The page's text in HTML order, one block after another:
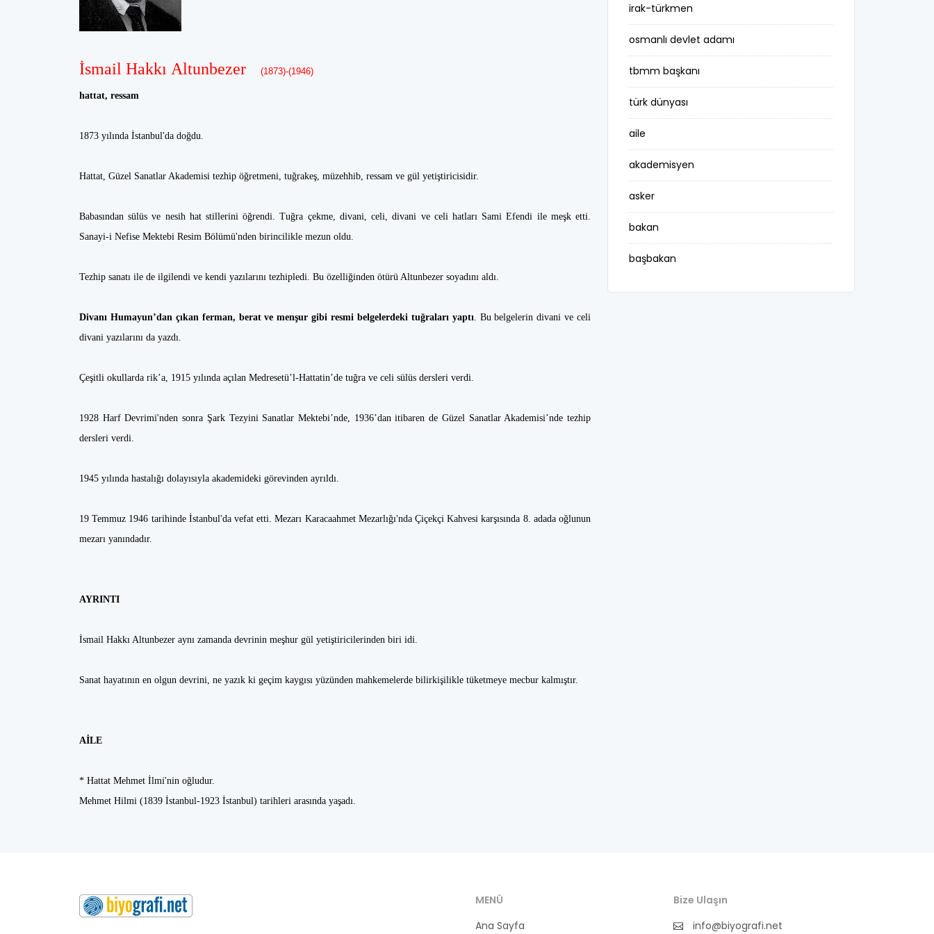
İsmail Hakkı Altunbezer (1873)-(1946)
hattat, ressam
1873 yılında İstanbul'da doğdu.
Hattat, Güzel Sanatlar Akademisi tezhip öğretmeni, tuğrakeş, müzehhib, ressam ve gül yetiştiricisidir.
Babasından sülüs ve nesih hat stillerini öğrendi. Tuğra çekme, divani, celi, divani ve celi hatları Sami Efendi ile meşk etti.
Sanayi-i Nefise Mektebi Resim Bölümü'nden birincilikle mezun oldu.
Tezhip sanatı ile de ilgilendi ve kendi yazılarını tezhipledi. Bu özelliğinden ötürü Altunbezer soyadını aldı.
Divanı Humayun’dan çıkan ferman, berat ve menşur gibi resmi belgelerdeki tuğraları yaptı. Bu belgelerin divani ve celi
divani yazılarını da yazdı.
Çeşitli okullarda rik’a, 1915 yılında açılan Medresetü’l-Hattatin’de tuğra ve celi sülüs dersleri verdi.
1928 Harf Devrimi'nden sonra Şark Tezyini Sanatlar Mektebi’nde, 1936’dan itibaren de Güzel Sanatlar Akademisi’nde tezhip
dersleri verdi.
1945 yılında hastalığı dolayısıyla akademideki görevinden ayrıldı.
19 Temmuz 1946 tarihinde İstanbul'da vefat etti. Mezarı Karacaahmet Mezarlığı'nda Çiçekçi Kahvesi karşısında 8. adada oğlunun
mezarı yanındadır.
AYRINTI
İsmail Hakkı Altunbezer aynı zamanda devrinin meşhur gül yetiştiricilerinden biri idi.
Sanat hayatının en olgun devrini, ne yazık ki geçim kaygısı yüzünden mahkemelerde bilirkişilikle tüketmeye mecbur kalmıştır.
AİLE
* Hattat Mehmet İlmi'nin oğludur.
Mehmet Hilmi (1839 İstanbul-1923 İstanbul) tarihleri arasında yaşadı.
irak-türkmen
osmanlı devlet adamı
tbmm başkanı
türk dünyası
aile
akademisyen
asker
bakan
başbakan
belediye başkanı
MENÜ
Ana Sayfa
Bize Ulaşın
info@biyografi.net